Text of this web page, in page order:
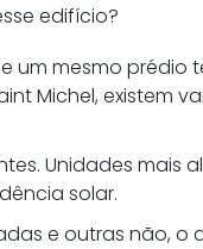
edifício?
um mesmo prédio
Michel, existem
Unidades mais
solar.
e outras não, o